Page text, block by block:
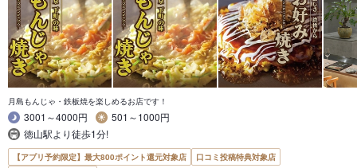
月島もんじゃ・鉄板焼を楽しめるお店です！
3001～4000円
501～1000円
徳山駅より徒歩1分!
【アプリ予約限定】最大800ポイント還元対象店
口コミ投稿特典対象店